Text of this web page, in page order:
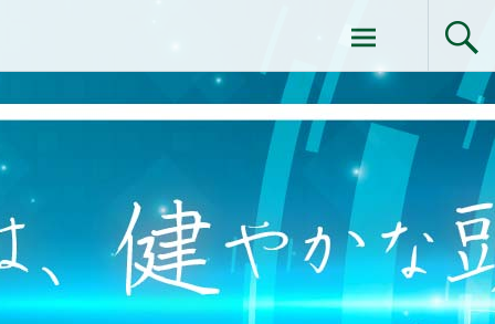
テ
ツ
ス
ッ
プ
ドクターイシイのエムディ化粧品 |エム
ディ化粧品 下関サロン